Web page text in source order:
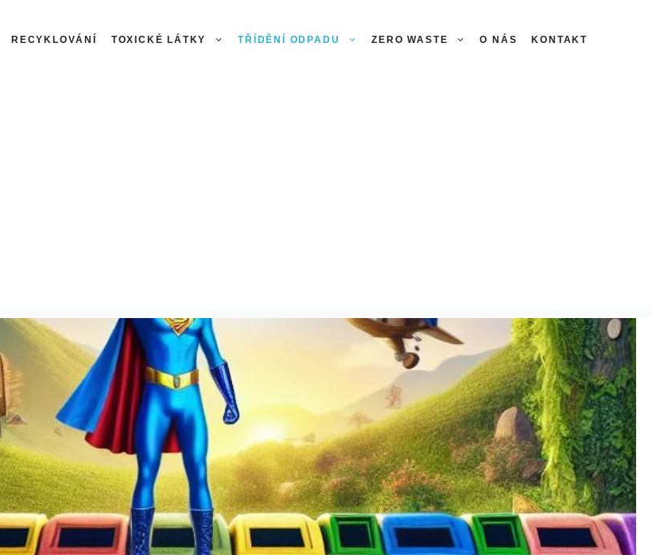
RECYKLOVÁNÍ TOXICKÉ LÁTKY TŘÍDĚNÍ ODPADU ZERO WASTE O NÁS KONTAKT